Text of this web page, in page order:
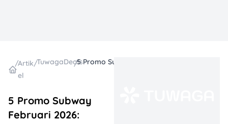
/Artik
el
/TuwagaDeals
/
5 Promo Subway
Februari 2026: